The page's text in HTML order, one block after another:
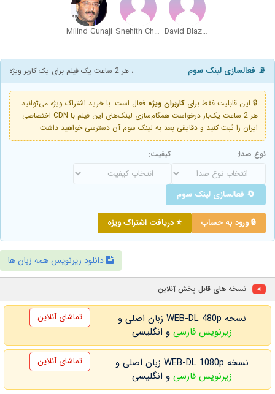
David Blazejko
Snehith Chowdary
Milind Gunaji
📡 فعالسازی لینک سوم ، هر 2 ساعت یک فیلم برای یک کاربر ویژه
🔒 این قابلیت فقط برای کاربران ویژه فعال است. با خرید اشتراک ویژه می‌توانید
هر 2 ساعت یک‌بار درخواست همگام‌سازی لینک‌های این فیلم با CDN اختصاصی
ایران را ثبت کنید و دقایقی بعد به لینک سوم آن دسترسی خواهید داشت
نوع صدا: کیفیت:
🔄 فعالسازی لینک سوم
🔒 ورود به حساب ⭐ دریافت اشتراک ویژه
دانلود زیرنویس همه زبان ها
نسخه های قابل پخش آنلاین
نسخه WEB-DL 480p زبان اصلی و
زیرنویس فارسی و انگلیسی
تماشای آنلاین
نسخه WEB-DL 1080p زبان اصلی و
زیرنویس فارسی و انگلیسی
تماشای آنلاین